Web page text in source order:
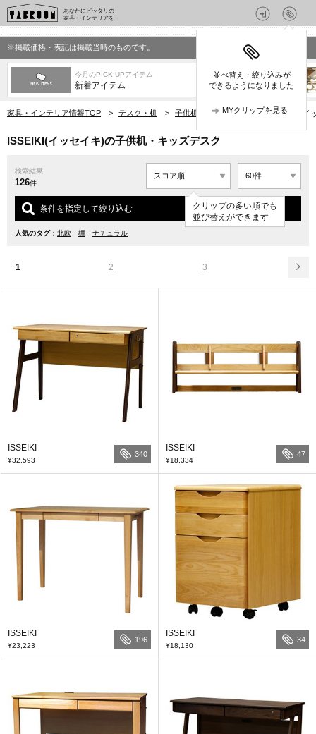
あなたにピッタリの
家具・インテリアを
並べ替え・絞り込みが
できるようになりました
MYクリップを見る
※掲載価格・表記は掲載当時のものです。
今月のPICK UPアイテム
新着アイテム
家具・インテリア情報TOP > デスク・机 > 子供机・キッズデスク > ISSEIKI(イ
ISSEIKI(イッセイキ)の子供机・キッズデスク
検索結果
126件
クリップの多い順でも
並び替えができます
条件を指定して絞り込む
人気のタグ： 北欧 棚 ナチュラル
1 2 3
ISSEIKI
¥32,593
340
ISSEIKI
¥18,334
47
ISSEIKI
¥23,223
196
ISSEIKI
¥18,130
34